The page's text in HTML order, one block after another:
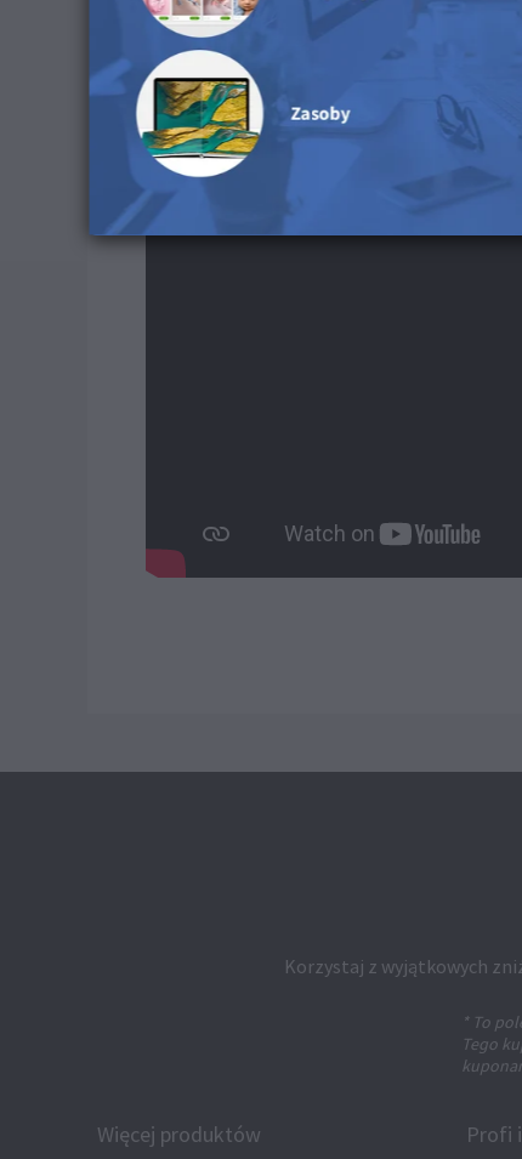
Korzystaj z wyjątkowych
* To
Tego
Więcej produktów Profi